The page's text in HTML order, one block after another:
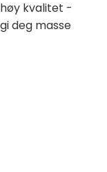
kvalitet -
deg masse